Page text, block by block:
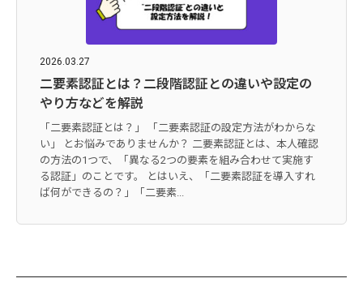
2026.03.27
二要素認証とは？二段階認証との違いや設定の
やり方などを解説
「二要素認証とは？」 「二要素認証の設定方法がわからな
い」 とお悩みでありませんか？ 二要素認証とは、本人確認
の方法の1つで、「異なる2つの要素を組み合わせて実施す
る認証」のことです。 とはいえ、「二要素認証を導入すれ
ば何ができるの？」「二要素...